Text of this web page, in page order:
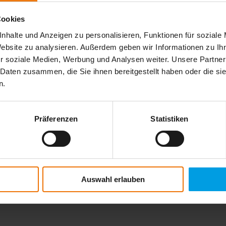
und Anzeigen zu personalisieren, Funktionen für soziale
zu analysieren. Außerdem geben wir Informationen zu
soziale Medien, Werbung und Analysen weiter. Unsere
zusammen, die Sie ihnen bereitgestellt haben oder die
Präferenzen Statistiken
Auswahl erlauben
des réseaux de gaz enterrés
de gaz enterrées par les entreprises de distribution, les
d'une détection rapide et sans faille des indices de gaz, d'une
de la conduite conformément à la réglementation DVGW G 465-4-
à une distance de 5 m si vous êtes sous le vent.